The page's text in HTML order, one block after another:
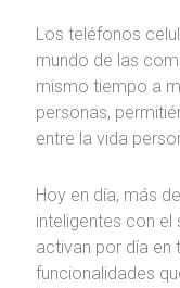
Los teléfonos
mundo de las
mismo tiempo a
personas,
entre la vida
Hoy en día, más
inteligentes con
activan por día en
funcionalidades